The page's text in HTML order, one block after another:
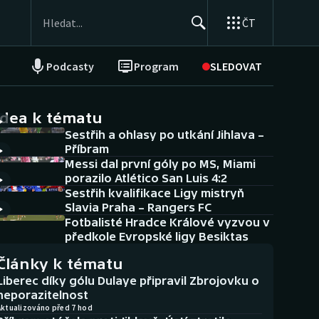
ČT
Podcasty Program SLEDOVAT
NEPŘEHLÉDNĚTE
Historické návraty
Aplikace ČT sport
AZ kvíz
k tématu
Sestřih a ohlasy po utkání Jihlava –
Příbram
Messi dal první góly po MS, Miami
porazilo Atlético San Luis 4:2
Sestřih kvalifikace Ligy mistryň
Slavia Praha – Rangers FC
Fotbalisté Hradce Králové vyzvou v
předkole Evropské ligy Besiktas
k tématu
díky gólu Dulaye připravil Zbrojovku o
před 7 hod